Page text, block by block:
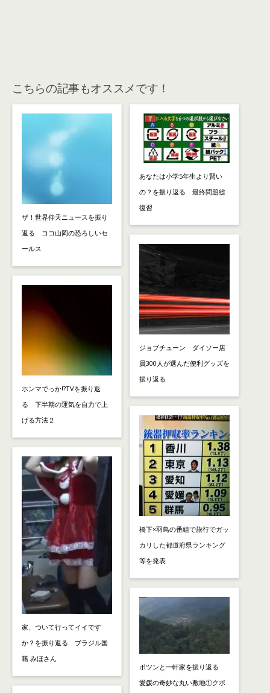
こちらの記事もオススメです！
ザ！世界仰天ニュースを振り
返る ココ山岡の恐ろしいセ
ールス
ホンマでっか!?TVを振り返
る 下半期の運気を自力で上
げる方法２
家、ついて行ってイイです
か？を振り返る ブラジル国
籍 みほさん
あなたは小学5年生より賢い
の？を振り返る 最終問題総
復習
ジョブチューン ダイソー店
員300人が選んだ便利グッズを
振り返る
橋下×羽鳥の番組で旅行でガッ
カリした都道府県ランキング
等を発表
ポツンと一軒家を振り返る
愛媛の奇妙な丸い敷地①クボ